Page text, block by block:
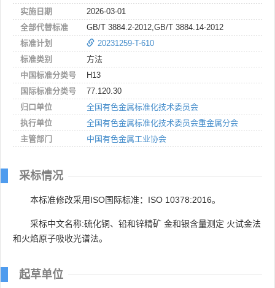
实施日期
2026-03-01
全部代替标准
GB/T 3884.2-2012,GB/T 3884.14-2012
标准计划
20231259-T-610
标准类别
方法
中国标准分类号
H13
国际标准分类号
77.120.30
归口单位
全国有色金属标准化技术委员会
执行单位
全国有色金属标准化技术委员会重金属分会
主管部门
中国有色金属工业协会
采标情况
本标准修改采用ISO国际标准：ISO 10378:2016。
采标中文名称:硫化铜、铅和锌精矿 金和银含量测定 火试金法
和火焰原子吸收光谱法。
起草单位